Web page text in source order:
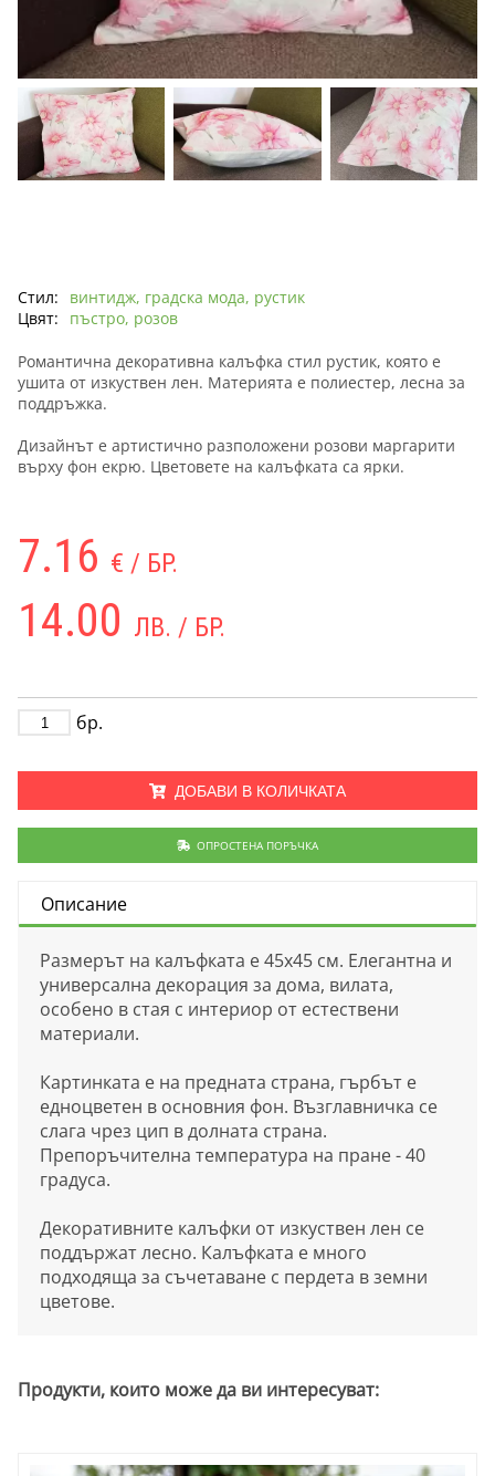
Стил:
винтидж, градска мода, рустик
Цвят:
пъстро, розов
Романтична декоративна калъфка стил рустик, която е
ушита от изкуствен лен. Материята е полиестер, лесна за
поддръжка.
Дизайнът е артистично разположени розови маргарити
върху фон екрю. Цветовете на калъфката са ярки.
7.16 € / БР.
14.00 ЛВ. / БР.
бр.
ДОБАВИ В КОЛИЧКАТА
ОПРОСТЕНА ПОРЪЧКА
Описание
Размерът на калъфката е 45х45 см. Елегантна и
универсална декорация за дома, вилата,
особено в стая с интериор от естествени
материали.
Картинката е на предната страна, гърбът е
едноцветен в основния фон. Възглавничка се
слага чрез цип в долната страна.
Препоръчителна температура на пране - 40
градуса.
Декоративните калъфки от изкуствен лен се
поддържат лесно. Калъфката е много
подходяща за съчетаване с пердета в земни
цветове.
Продукти, които може да ви интересуват: